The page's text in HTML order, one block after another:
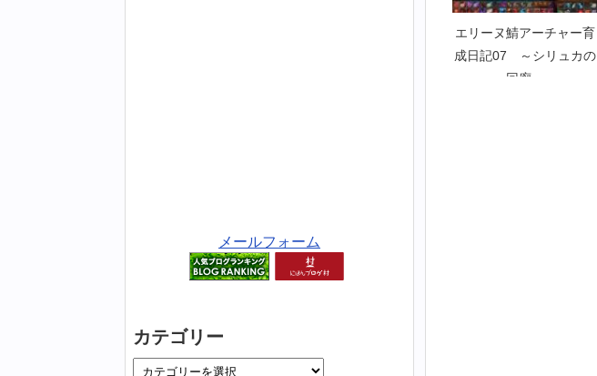
エリーヌ鯖アーチャー育
成日記07 ～シリュカの
回廊～
メールフォーム
カテゴリー